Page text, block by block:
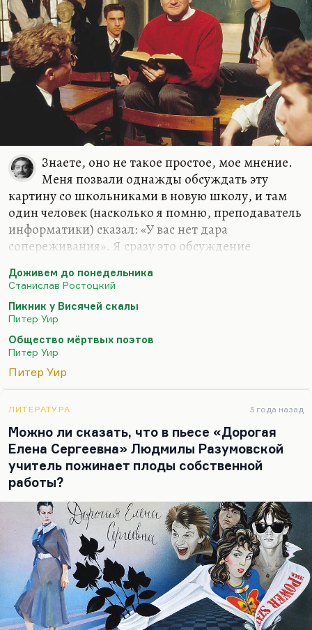
Знаете, оно не такое простое, мое мнение.
Меня позвали однажды обсуждать эту
картину со школьниками в новую школу, и там
один человек (насколько я помню, преподаватель
информатики) сказал: «У вас нет дара
сопереживания». Я сразу это обсуждение
нормальную критику в адрес фильма говорят, что
у вас нет дара сопереживания, да еще при детях,
единственное, что вы можете сделать — это
свернуть свое участие в этом мероприятии.
Я не люблю фильм «Общество мертвых поэтов».
То есть я считаю его хорошим. Я считаю, что
много способствовавший мифологизации
таинственного континента Австралия полностью
вымышленной…
Доживем до понедельника
Станислав Ростоцкий
Пикник у Висячей скалы
Питер Уир
Общество мёртвых поэтов
Питер Уир
Питер Уир
ЛИТЕРАТУРА 3 года назад
Можно ли сказать, что в пьесе «Дорогая
Елена Сергеевна» Людмилы Разумовской
учитель пожинает плоды собственной
работы?